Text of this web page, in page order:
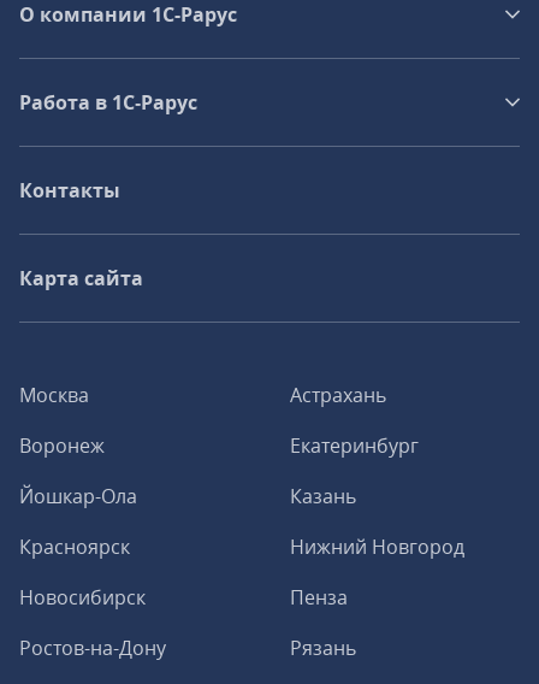
Москва
Астрахань
Воронеж
Екатеринбург
Йошкар-Ола
Казань
Красноярск
Нижний Новгород
Новосибирск
Пенза
Ростов-на-Дону
Рязань
О компании 1C-Рарус
Работа в 1С‑Рарус
Контакты
Карта сайта